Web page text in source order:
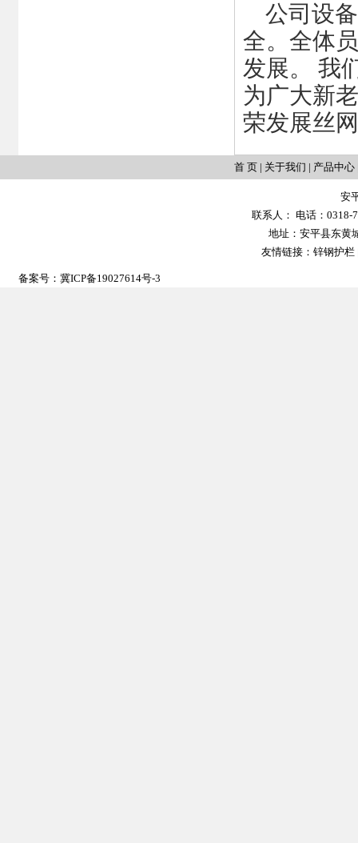
公司设
全。全体
发展。 我
为广大新
荣发展丝
首 页 | 关于我们 | 产品中心
安
联系人： 电话：0318-
地址：安平县东黄
友情链接：锌钢护栏
备案号： 冀ICP备19027614号-3